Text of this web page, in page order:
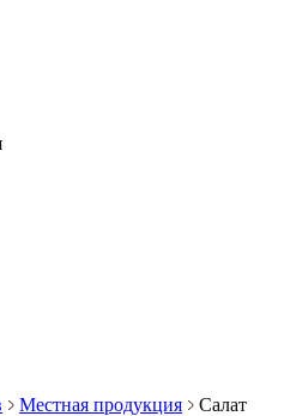
Местная продукция
Салат